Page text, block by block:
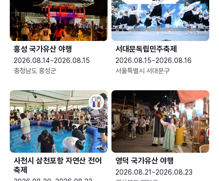
홍성 국가유산 야행
2026.08.14~2026.08.15
충청남도 홍성군
서대문독립민주축제
2026.08.15~2026.08.16
서울특별시 서대문구
사천시 삼천포항 자연산 전어
축제
영덕 국가유산 야행
2026.08.21~2026.08.23